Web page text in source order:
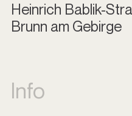
Heinrich Bablik-
Brunn am Gebirge
Info